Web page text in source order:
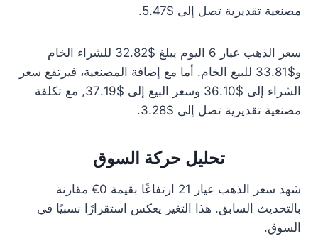
مصنعية تقديرية تصل إلى $5.47.
سعر الذهب عيار 6 اليوم يبلغ $32.82 للشراء الخام
و$33.81 للبيع الخام. أما مع إضافة المصنعية، فيرتفع سعر
الشراء إلى $36.10 وسعر البيع إلى $37.19, مع تكلفة
مصنعية تقديرية تصل إلى $3.28.
تحليل حركة السوق
شهد سعر الذهب عيار 21 ارتفاعًا بقيمة 0€ مقارنة
بالتحديث السابق. هذا التغير يعكس استقرارًا نسبيًا في
السوق.